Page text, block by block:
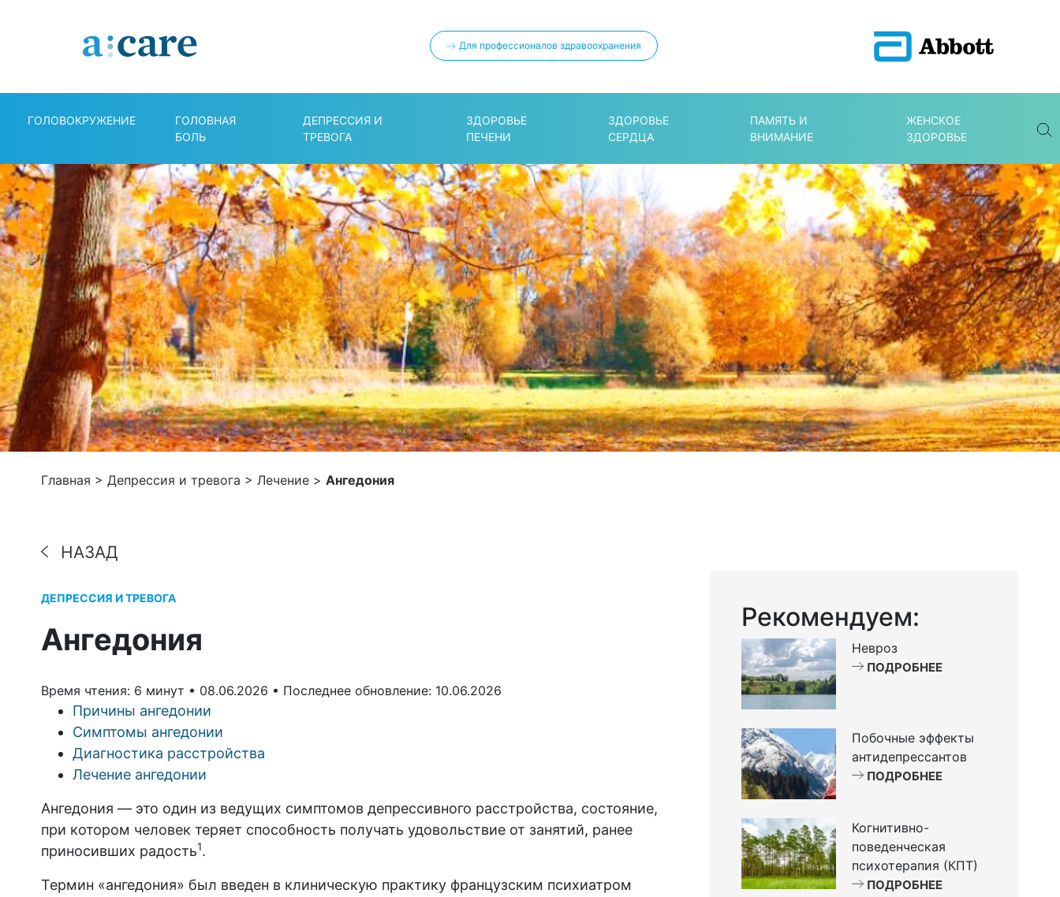
Для профессионалов здравоохранения
ГОЛОВОКРУЖЕНИЕ
ГОЛОВНАЯ
БОЛЬ
ДЕПРЕССИЯ И
ТРЕВОГА
ЗДОРОВЬЕ
ПЕЧЕНИ
ЗДОРОВЬЕ
СЕРДЦА
ПАМЯТЬ И
ВНИМАНИЕ
ЖЕНСКОЕ
ЗДОРОВЬЕ
Главная > Депрессия и тревога > Лечение > Ангедония
НАЗАД
ДЕПРЕССИЯ И ТРЕВОГА
Ангедония
Время чтения: 6 минут • 08.06.2026 • Последнее обновление: 10.06.2026
Причины ангедонии
Симптомы ангедонии
Диагностика расстройства
Лечение ангедонии
Ангедония — это один из ведущих симптомов депрессивного расстройства, состояние,
при котором человек теряет способность получать удовольствие от занятий, ранее
приносивших радость1.
Термин «ангедония» был введен в клиническую практику французским психиатром
Рекомендуем:
Невроз
ПОДРОБНЕЕ
Побочные эффекты
антидепрессантов
ПОДРОБНЕЕ
Когнитивно-
поведенческая
психотерапия (КПТ)
ПОДРОБНЕЕ